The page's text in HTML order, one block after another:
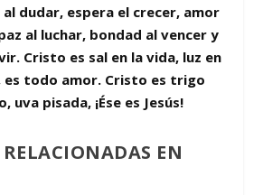
al dudar, espera el crecer, amor
al luchar, bondad al vencer y
Cristo es sal en la vida, luz en
es todo amor. Cristo es trigo
uva pisada, ¡Ése es Jesús!
EN